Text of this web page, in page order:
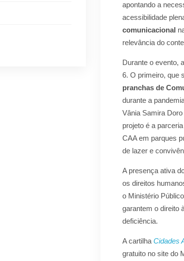
apontando a
acessibilidade
comunicacional
relevância do
Durante o evento,
6. O primeiro, que
pranchas de
durante a
Vânia Samira
projeto é a
CAA em parques
de lazer e
A presença ativa
os direitos
o Ministério
garantem o direito
deficiência.
A cartilha Cidades
gratuito no site do